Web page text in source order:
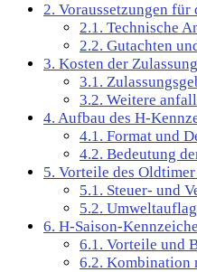
2. Voraussetzungen für
2.1. Technische
2.2. Gutachten
3. Kosten der
3.1.
3.2. Weitere
4. Aufbau des H-
4.1. Format und
4.2. Bedeutung
5. Vorteile des
5.1. Steuer- und
5.2.
6. H-Saison-
6.1. Vorteile und
6.2. Kombination